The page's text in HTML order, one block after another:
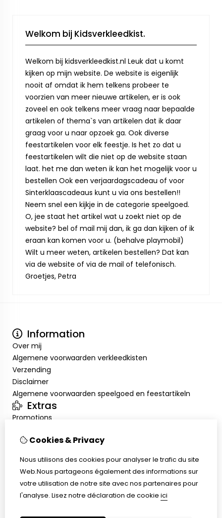
Welkom bij Kidsverkleedkist.
Welkom bij kidsverkleedkist.nl Leuk dat u komt
kijken op mijn website. De website is eigenlijk
nooit af omdat ik hem telkens probeer te
voorzien van meer nieuwe artikelen, er is ook
zoveel en ook telkens meer vraag naar bepaalde
artikelen of thema`s van artikelen dat ik daar
graag voor u naar opzoek ga. Ook diverse
feestartikelen voor elk feestje. Is het zo dat u
feestartikelen wilt die niet op de website staan
laat. het me dan weten ik kan het mogelijk voor u
bestellen Ook een verjaardagscadeau of voor
Sinterklaascadeaus kunt u via ons bestellen!!
Neem snel een kijkje in de categorie speelgoed.
O, jee staat het artikel wat u zoekt niet op de
website? bel of mail mij dan, ik ga dan kijken of ik
eraan kan komen voor u. (behalve playmobil)
Wilt u meer weten, artikelen bestellen? Dat kan
via de website of via de mail of telefonisch.
Groetjes, Petra
Information
Over mij
Algemene voorwaarden verkleedkisten
Verzending
Disclaimer
Algemene voorwaarden speelgoed en feestartikeln
Extras
Promotions
Inloggen
Service client
Retour de marchandise
Cookies & Privacy
Nous utilisons des cookies pour analyser le trafic du site
Web.Nous partageons également des informations sur
votre utilisation de notre site avec nos partenaires pour
l'analyse. Lisez notre déclaration de cookie ici